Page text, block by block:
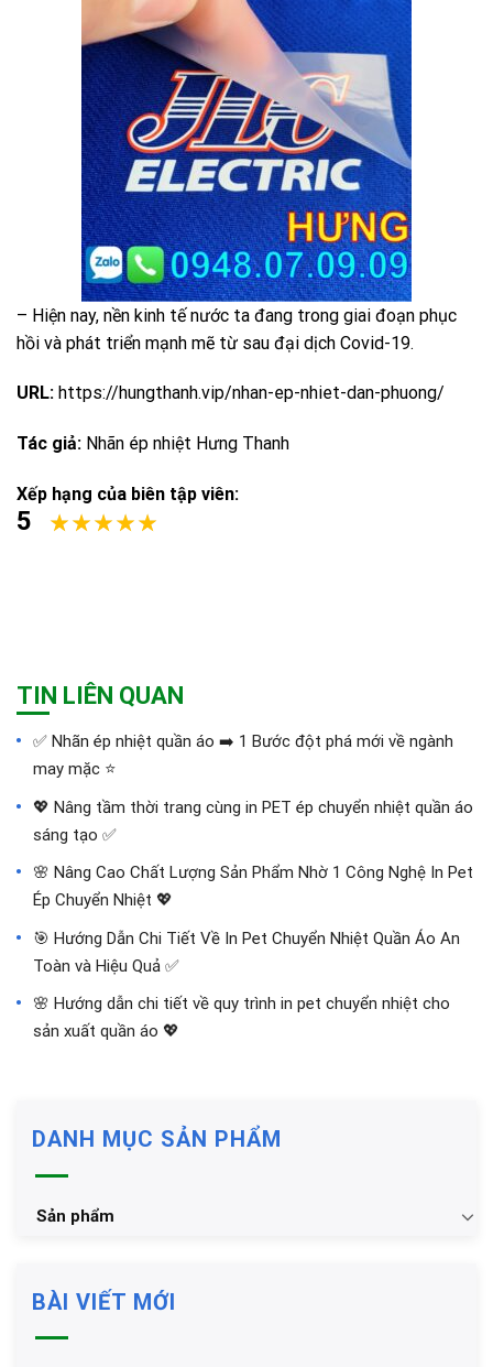
– Hiện nay, nền kinh tế nước ta đang trong giai đoạn phục
hồi và phát triển mạnh mẽ từ sau đại dịch Covid-19.
URL: https://hungthanh.vip/nhan-ep-nhiet-dan-phuong/
Tác giả: Nhãn ép nhiệt Hưng Thanh
Xếp hạng của biên tập viên:
5
TIN LIÊN QUAN
✅‪ Nhãn ép nhiệt quần áo ➡️ 1 Bước đột phá mới về ngành
may mặc ⭐️
💖 Nâng tầm thời trang cùng in PET ép chuyển nhiệt quần áo
sáng tạo ✅
🌸 Nâng Cao Chất Lượng Sản Phẩm Nhờ 1 Công Nghệ In Pet
Ép Chuyển Nhiệt 💖
🎯 Hướng Dẫn Chi Tiết Về In Pet Chuyển Nhiệt Quần Áo An
Toàn và Hiệu Quả ✅
🌸 Hướng dẫn chi tiết về quy trình in pet chuyển nhiệt cho
sản xuất quần áo 💖
DANH MỤC SẢN PHẨM
Sản phẩm
BÀI VIẾT MỚI